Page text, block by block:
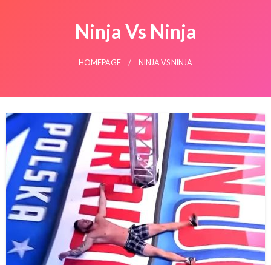
Ninja Vs Ninja
HOMEPAGE NINJA VS NINJA